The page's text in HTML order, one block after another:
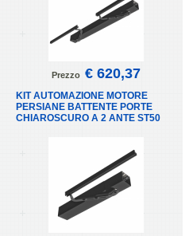
Prezzo € 620,37
KIT AUTOMAZIONE MOTORE
PERSIANE BATTENTE PORTE
CHIAROSCURO A 2 ANTE ST50